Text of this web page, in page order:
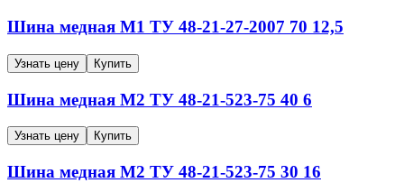
Шина медная М1 ТУ 48-21-27-2007 70 12,5
Узнать цену Купить
Шина медная М2 ТУ 48-21-523-75 40 6
Узнать цену Купить
Шина медная М2 ТУ 48-21-523-75 30 16